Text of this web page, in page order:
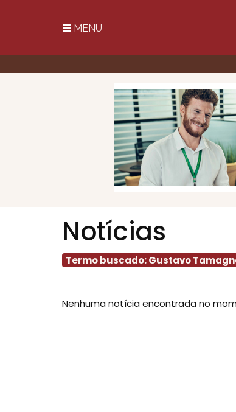
MENU
Notícias
Termo buscado: Gustavo
Nenhuma notícia encontrada no